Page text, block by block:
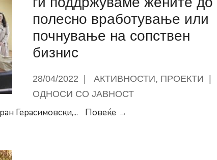
стари
лица
услови“
во
полесно вработување или
почнување на сопствен
бизнис
28/04/2022 АКТИВНОСТИ, ПРОЕКТИ
ОДНОСИ СО ЈАВНОСТ
Герасимовски,... Повеќе →